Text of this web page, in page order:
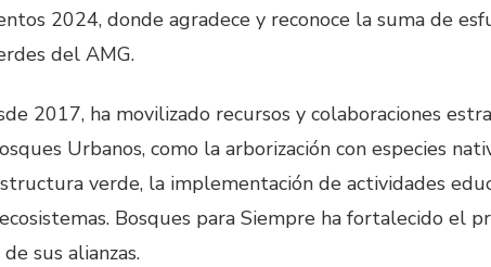
2024, donde agradece y reconoce la suma de
del AMG.
2017, ha movilizado recursos y colaboraciones
Urbanos, como la arborización con especies
verde, la implementación de actividades
Bosques para Siempre ha fortalecido el
sus alianzas.